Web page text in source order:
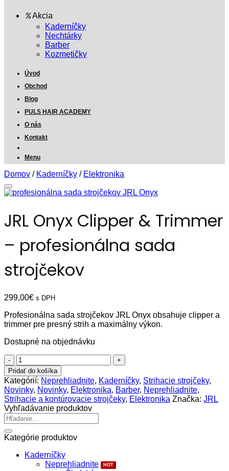
Akcia
Kaderníčky
Nechtárky
Barber
Kozmetičky
Úvod
Obchod
Blog
PULS HAIR ACADEMY
O nás
Kontakt
Menu
Domov / Kaderníčky / Elektronika
JRL Onyx Clipper & Trimmer
– profesionálna sada
strojčekov
299,00€ s DPH
Profesionálna sada strojčekov JRL Onyx obsahuje clipper a
trimmer pre presný strih a maximálny výkon.
Dostupné na objednávku
množstvo
JRL
Onyx
Clipper
&
Trimmer
–
profesionálna
sada
strojčekov
Pridať do košíka
Kategórií: Neprehliadnite, Kaderníčky, Strihacie strojčeky,
Novinky, Novinky, Elektronika, Barber, Neprehliadnite,
Strihacie a kontúrovacie strojčeky, Elektronika Značka: JRL
Vyhľadávanie produktov
Hľadať:
Kategórie produktov
Kaderníčky
Neprehliadnite